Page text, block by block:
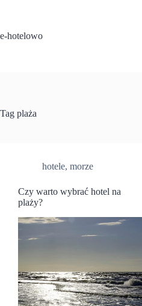
e-hotelowo
Tag plaża
hotele, morze
Czy warto wybrać hotel na
plaży?